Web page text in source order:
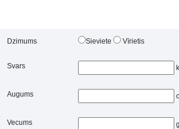
Dzimums Sieviete Vīrietis
Svars
Augums
Vecums